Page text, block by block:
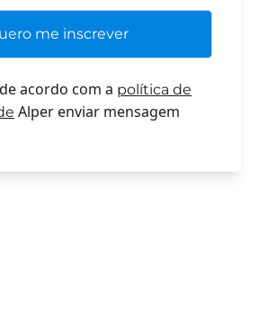
acordo com a política de
Alper enviar mensagem